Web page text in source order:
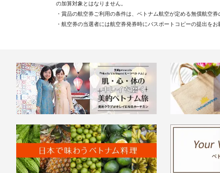
の加算対象とはなりません。
・賞品の航空券ご利用の条件は、ベトナム航空が定める無償航空
・航空券の当選者には航空券発券時にパスポートコピーの提出を